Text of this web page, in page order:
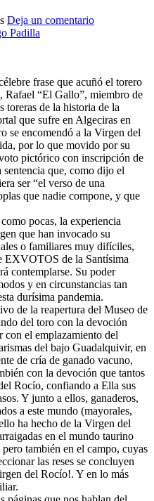
Deja un comentario
Padilla
frase que acuñó el torero
Rafael “El Gallo”, miembro de
toreras de la historia de la
que sufre en Algeciras en
se encomendó a la Virgen del
por lo que movido por su
pictórico con inscripción de
sentencia que, como dijo el
ser “el verso de una
que nadie compone, y que
pocas, la experiencia
que han invocado su
o familiares muy difíciles,
EXVOTOS de la Santísima
contemplarse. Su poder
y en circunstancias tan
durísima pandemia.
de la reapertura del Museo de
del toro con la devoción
con el emplazamiento del
del bajo Guadalquivir, en
de cría de ganado vacuno,
con la devoción que tantos
Rocío, confiando a Ella sus
Y junto a ellos, ganaderos,
a este mundo (mayorales,
ha hecho de la Virgen del
en el mundo taurino
también en el campo, cuyas
las reses se concluyen
del Rocío!. Y en lo más
en la romería?
ermita?
que se celebran en el
que hacer?